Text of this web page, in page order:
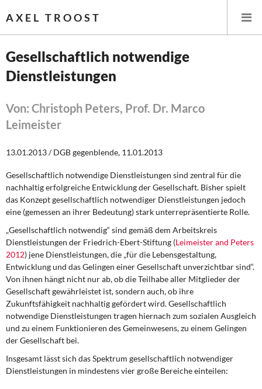
AXEL TROOST
Startseite
Themen
Steuer- und Finanzpolitik
Öffentliche Infrastruktur und Daseinsvorsorge
Eurokrise und Griechenland
DIE LINKE
Weitere Themen
Memo-Gruppe
Gesellschaftlich notwendige
Dienstleistungen
Von: Christoph Peters, Prof. Dr. Marco
Leimeister
13.01.2013 / DGB gegenblende, 11.01.2013
Gesellschaftlich notwendige Dienstleistungen sind zentral für die
nachhaltig erfolgreiche Entwicklung der Gesellschaft. Bisher spielt
das Konzept gesellschaftlich notwendiger Dienstleistungen jedoch
eine (gemessen an ihrer Bedeutung) stark unterrepräsentierte Rolle.
„Gesellschaftlich notwendig“ sind gemäß dem Arbeitskreis
Dienstleistungen der Friedrich-Ebert-Stiftung (Leimeister and Peters
2012) jene Dienstleistungen, die „für die Lebensgestaltung,
Entwicklung und das Gelingen einer Gesellschaft unverzichtbar sind“.
Von ihnen hängt nicht nur ab, ob die Teilhabe aller Mitglieder der
Gesellschaft gewährleistet ist, sondern auch, ob ihre
Zukunftsfähigkeit nachhaltig gefördert wird. Gesellschaftlich
notwendige Dienstleistungen tragen hiernach zum sozialen Ausgleich
und zu einem Funktionieren des Gemeinwesens, zu einem Gelingen
der Gesellschaft bei.
Insgesamt lässt sich das Spektrum gesellschaftlich notwendiger
Dienstleistungen in mindestens vier große Bereiche einteilen: